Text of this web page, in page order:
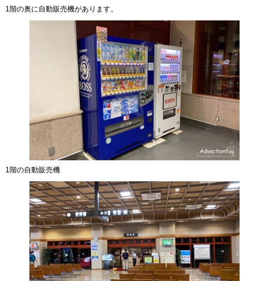
1階の奥に自動販売機があります。
1階の自動販売機